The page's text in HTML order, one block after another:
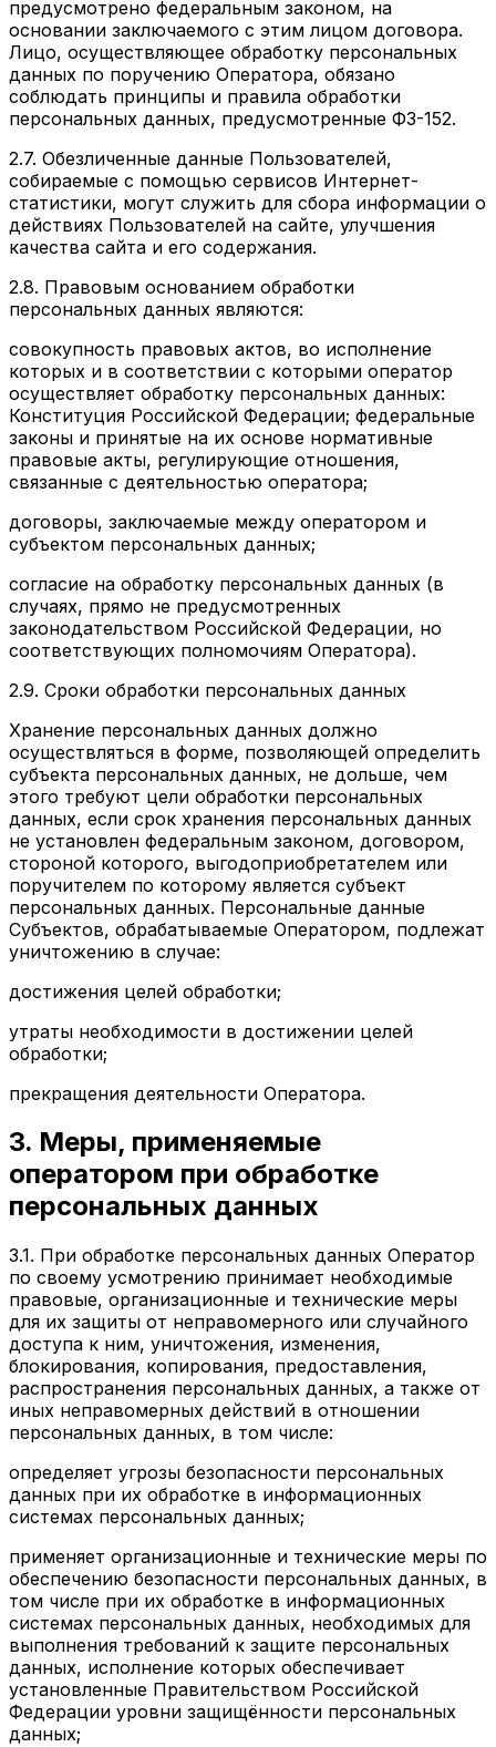
предусмотрено федеральным законом, на
основании заключаемого с этим лицом договора.
Лицо, осуществляющее обработку персональных
данных по поручению Оператора, обязано
соблюдать принципы и правила обработки
персональных данных, предусмотренные ФЗ-152.
2.7. Обезличенные данные Пользователей,
собираемые с помощью сервисов Интернет-
статистики, могут служить для сбора информации о
действиях Пользователей на сайте, улучшения
качества сайта и его содержания.
2.8. Правовым основанием обработки
персональных данных являются:
совокупность правовых актов, во исполнение
которых и в соответствии с которыми оператор
осуществляет обработку персональных данных:
Конституция Российской Федерации; федеральные
законы и принятые на их основе нормативные
правовые акты, регулирующие отношения,
связанные с деятельностью оператора;
договоры, заключаемые между оператором и
субъектом персональных данных;
согласие на обработку персональных данных (в
случаях, прямо не предусмотренных
законодательством Российской Федерации, но
соответствующих полномочиям Оператора).
2.9. Сроки обработки персональных данных
Хранение персональных данных должно
осуществляться в форме, позволяющей определить
субъекта персональных данных, не дольше, чем
этого требуют цели обработки персональных
данных, если срок хранения персональных данных
не установлен федеральным законом, договором,
стороной которого, выгодоприобретателем или
поручителем по которому является субъект
персональных данных. Персональные данные
Субъектов, обрабатываемые Оператором, подлежат
уничтожению в случае:
достижения целей обработки;
утраты необходимости в достижении целей
обработки;
прекращения деятельности Оператора.
3. Меры, применяемые
оператором при обработке
персональных данных
3.1. При обработке персональных данных Оператор
по своему усмотрению принимает необходимые
правовые, организационные и технические меры
для их защиты от неправомерного или случайного
доступа к ним, уничтожения, изменения,
блокирования, копирования, предоставления,
распространения персональных данных, а также от
иных неправомерных действий в отношении
персональных данных, в том числе:
определяет угрозы безопасности персональных
данных при их обработке в информационных
системах персональных данных;
применяет организационные и технические меры по
обеспечению безопасности персональных данных, в
том числе при их обработке в информационных
системах персональных данных, необходимых для
выполнения требований к защите персональных
данных, исполнение которых обеспечивает
установленные Правительством Российской
Федерации уровни защищённости персональных
данных;